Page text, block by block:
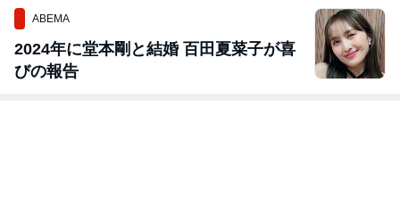
ABEMA
2024年に堂本剛と結婚 百田夏菜子が喜
びの報告